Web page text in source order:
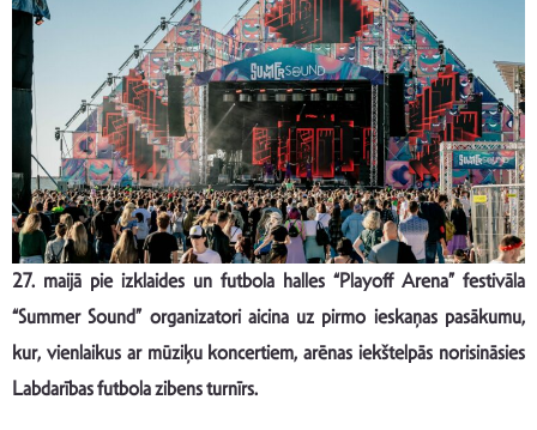
27. maijā pie izklaides un futbola halles “Playoff Arena” festivāla
“Summer Sound” organizatori aicina uz pirmo ieskaņas pasākumu,
kur, vienlaikus ar mūziķu koncertiem, arēnas iekštelpās norisināsies
Labdarības futbola zibens turnīrs.